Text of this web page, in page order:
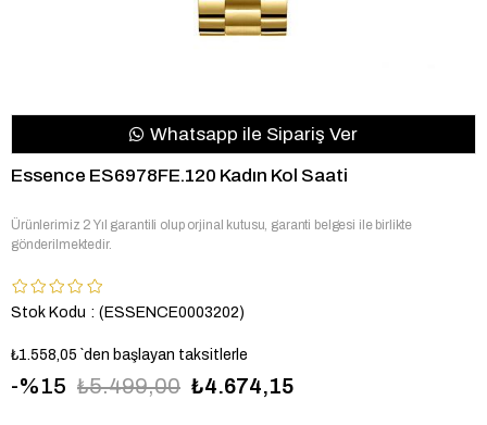
Whatsapp ile Sipariş Ver
Essence ES6978FE.120 Kadın Kol Saati
Ürünlerimiz 2 Yıl garantili olup orjinal kutusu, garanti belgesi ile birlikte
gönderilmektedir.
Stok Kodu (ESSENCE0003202)
₺1.558,05 `den başlayan taksitlerle
15 ₺5.499,00 ₺4.674,15